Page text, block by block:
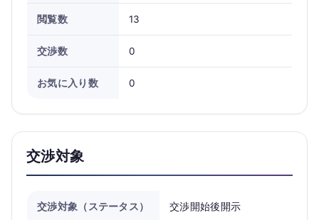
閲覧数 13
交渉数 0
お気に入り数 0
交渉対象
交渉対象（ステータス） 交渉開始後開示